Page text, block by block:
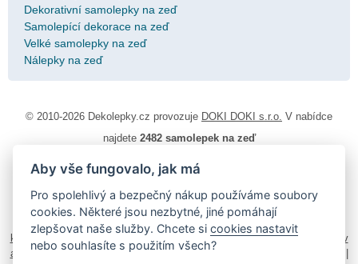
Dekorativní samolepky na zeď
Samolepící dekorace na zeď
Velké samolepky na zeď
Nálepky na zeď
© 2010-2026 Dekolepky.cz provozuje DOKI DOKI s.r.o. V nabídce
najdete 2482 samolepek na zeď
Návod k lepení|Životnost samolepek na zeď
podmínky|Ochrana osobních údajů|Cookies |Reklamační řád
Impressum
samolepky na auto |fotomagnetky na lednici fotokalendáře
kühlschrank fotomagnete
foto magnesy na lodówkę|samolepky dieťa v
aute |logoprinty |nálepky na stenu | dárky pro ženy
Aby vše fungovalo, jak má
Pro spolehlivý a bezpečný nákup používáme soubory
cookies. Některé jsou nezbytné, jiné pomáhají
zlepšovat naše služby. Chcete sicookies nastavit
nebo souhlasíte s použitím všech?